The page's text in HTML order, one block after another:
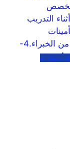
تخصص
شهرية أثناء التدريب
الاجتماعية.3- يشرف على التدريب نخبة من الخبراء.4-
المزيد